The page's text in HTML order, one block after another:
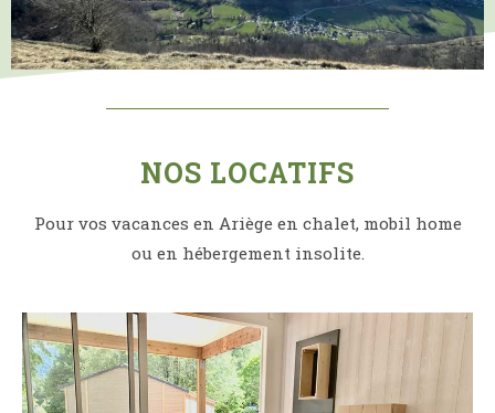
NOS LOCATIFS
Pour vos vacances en Ariège en chalet, mobil home
ou en hébergement insolite.